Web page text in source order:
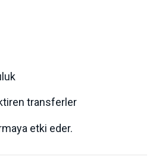
transferler
etki eder.